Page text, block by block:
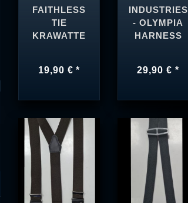
FAITHLESS
TIE
KRAWATTE
19,90 € *
INDUSTRIES
- OLYMPIA
HARNESS
29,90 € *